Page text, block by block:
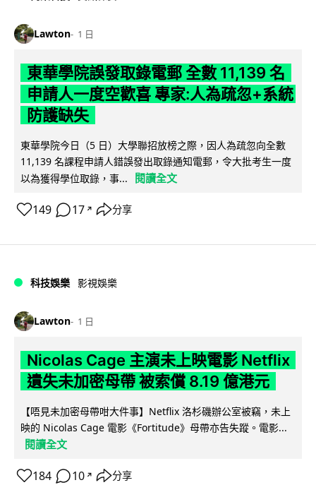
Lawton 1 日
東華學院誤發取錄電郵 全數 11,139 名
申請人一度空歡喜 專家:人為疏忽+系統
防護缺失
東華學院今日（5 日）大學聯招放榜之際，因人為疏忽向全數
11,139 名課程申請人錯誤發出取錄通知電郵，令大批考生一度
以為獲得學位取錄，事...
閱讀全文
149 17 ↗ 分享
科技娛樂 影視娛樂
Lawton 1 日
Nicolas Cage 主演未上映電影 Netflix
遺失未加密母帶 被索償 8.19 億港元
【唔見未加密母帶咁大件事】Netflix 洛杉磯辦公室被竊，未上
映的 Nicolas Cage 電影《Fortitude》母帶亦告失蹤。電影...
閱讀全文
184 10 ↗ 分享